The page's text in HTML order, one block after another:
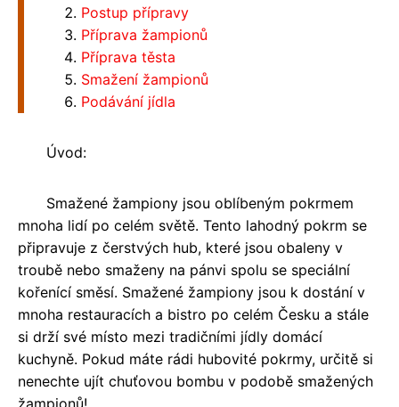
Postup přípravy
Příprava žampionů
Příprava těsta
Smažení žampionů
Podávání jídla
Úvod:
Smažené žampiony jsou oblíbeným pokrmem
mnoha lidí po celém světě. Tento lahodný pokrm se
připravuje z čerstvých hub, které jsou obaleny v
troubě nebo smaženy na pánvi spolu se speciální
kořenící směsí. Smažené žampiony jsou k dostání v
mnoha restauracích a bistro po celém Česku a stále
si drží své místo mezi tradičními jídly domácí
kuchyně. Pokud máte rádi hubovité pokrmy, určitě si
nenechte ujít chuťovou bombu v podobě smažených
žampionů!